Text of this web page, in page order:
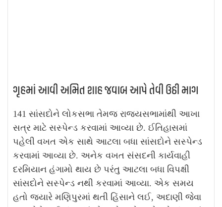
ગૃહમાં આવી અમિત શાહ જવાબ આપે તેવી ઉઠી માગ
141 સાંસદોને લોકસભા તેમજ રાજ્યસભામાંથી આખા
સત્ર માટે સસ્પેન્ડ કરવામાં આવ્યા છે. ઈતિહાસમાં
પહેલી વખત એક સાથે આટલા બધા સાંસદોને સસ્પેન્ડ
કરવામાં આવ્યા છે. અનેક વખત સંસદની કાર્યવાહી
દરમિયાન હંગામો થાય છે પરંતુ આટલા બધા વિપક્ષી
સાંસદોને સસ્પેન્ડ નથી કરવામાં આવ્યા. એક સમય
હતો જ્યારે મણિપુરમાં થતી હિંસાને લઈ, અદાણી જેવા